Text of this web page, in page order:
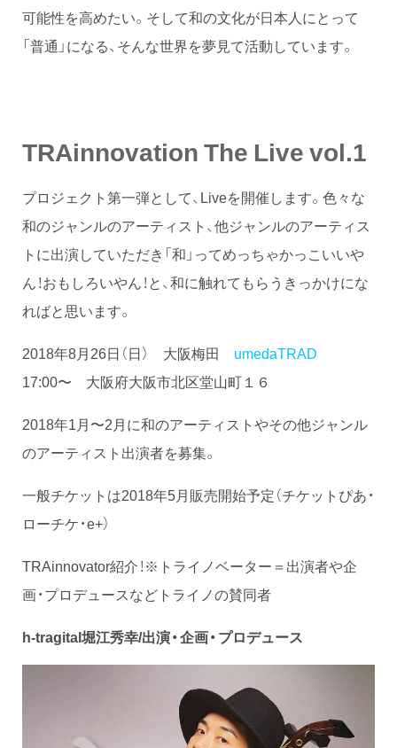
可能性を高めたい。そして和の文化が日本人にとって
「普通」になる、そんな世界を夢見て活動しています。
TRAinnovation The Live vol.1
プロジェクト第一弾として、Liveを開催します。色々な
和のジャンルのアーティスト、他ジャンルのアーティス
トに出演していただき「和」ってめっちゃかっこいいや
ん！おもしろいやん！と、和に触れてもらうきっかけにな
ればと思います。
2018年8月26日（日） 大阪梅田 umedaTRAD
17:00〜 大阪府大阪市北区堂山町１６
2018年1月〜2月に和のアーティストやその他ジャンル
のアーティスト出演者を募集。
一般チケットは2018年5月販売開始予定（チケットぴあ・
ローチケ・e+）
TRAinnovator紹介！※トライノベーター＝出演者や企
画・プロデュースなどトライノの賛同者
h-tragital堀江秀幸/出演・企画・プロデュース